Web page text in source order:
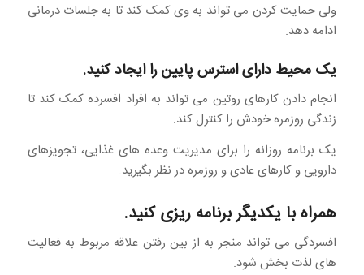
ولی حمایت کردن می تواند به وی کمک کند تا به جلسات درمانی
ادامه دهد.
یک محیط دارای استرس پایین را ایجاد کنید.
انجام دادن کارهای روتین می تواند به افراد افسرده کمک کند تا
زندگی روزمره خودش را کنترل کند.
یک برنامه روزانه را برای مدیریت وعده های غذایی، تجویزهای
دارویی و کارهای عادی و روزمره در نظر بگیرید.
همراه با یکدیگر برنامه ریزی کنید.
افسردگی می تواند منجر به از بین رفتن علاقه مربوط به فعالیت
های لذت بخش شود.